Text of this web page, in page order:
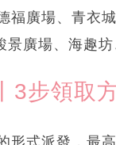
福廣場、青
廣場、海趣坊
3步領取
形式派發，最